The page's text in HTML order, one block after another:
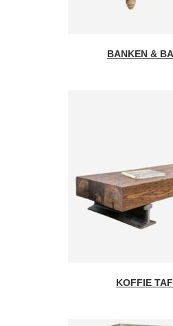
BANKEN &
KOFFIE